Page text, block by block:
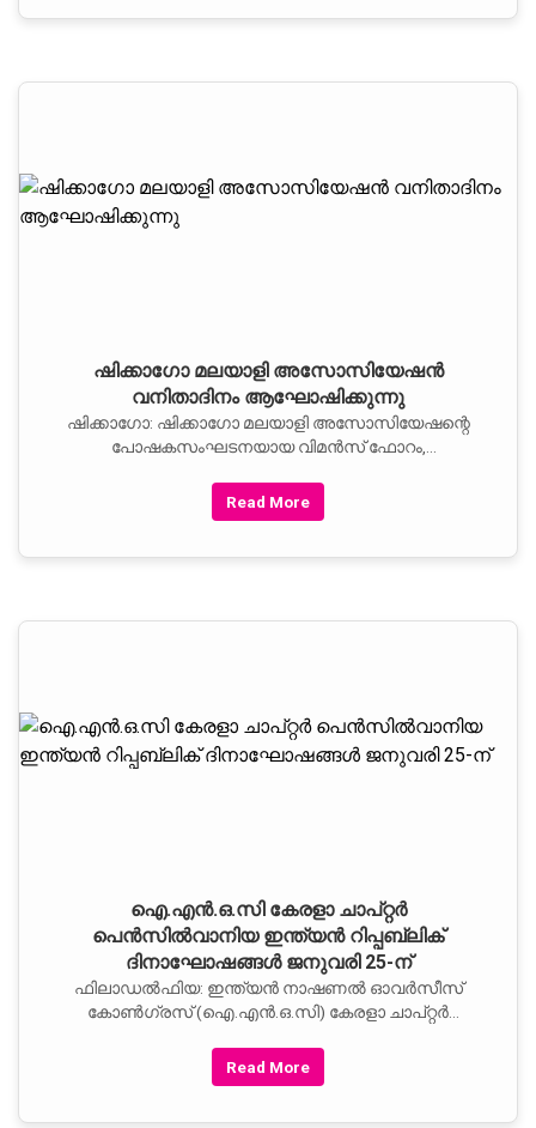
ഷിക്കാഗോ മലയാളി അസോസിയേഷന്‍
വനിതാദിനം ആഘോഷിക്കുന്നു
ഷിക്കാഗോ: ഷിക്കാഗോ മലയാളി അസോസിയേഷന്റെ
പോഷകസംഘടനയായ വിമന്‍സ്‌ ഫോറം,
ശനിയാഴ്‌ച `വനിതാ ദിനം' ആഘോഷിക്കുവാന്‍
തീരുമാനിച്ചു.
Read More
ഐ.എന്‍.ഒ.സി കേരളാ ചാപ്‌റ്റര്‍
പെന്‍സില്‍വാനിയ ഇന്ത്യന്‍ റിപ്പബ്ലിക്‌
ദിനാഘോഷങ്ങള്‍ ജനുവരി 25-ന്‌
ഫിലാഡല്‍ഫിയ: ഇന്ത്യന്‍ നാഷണല്‍ ഓവര്‍സീസ്‌
കോണ്‍ഗ്രസ്‌ (ഐ.എന്‍.ഒ.സി) കേരളാ ചാപ്‌റ്റര്‍
അറുപത്തഞ്ചാമത്‌ ഇന്ത്യന്‍ റിപ്പബ്ലിക്‌
ദിനാഘോഷങ്ങളുടെ ഒരുക്കങ്ങള്‍ പൂര്‍ത്തിയാതായി
Read More